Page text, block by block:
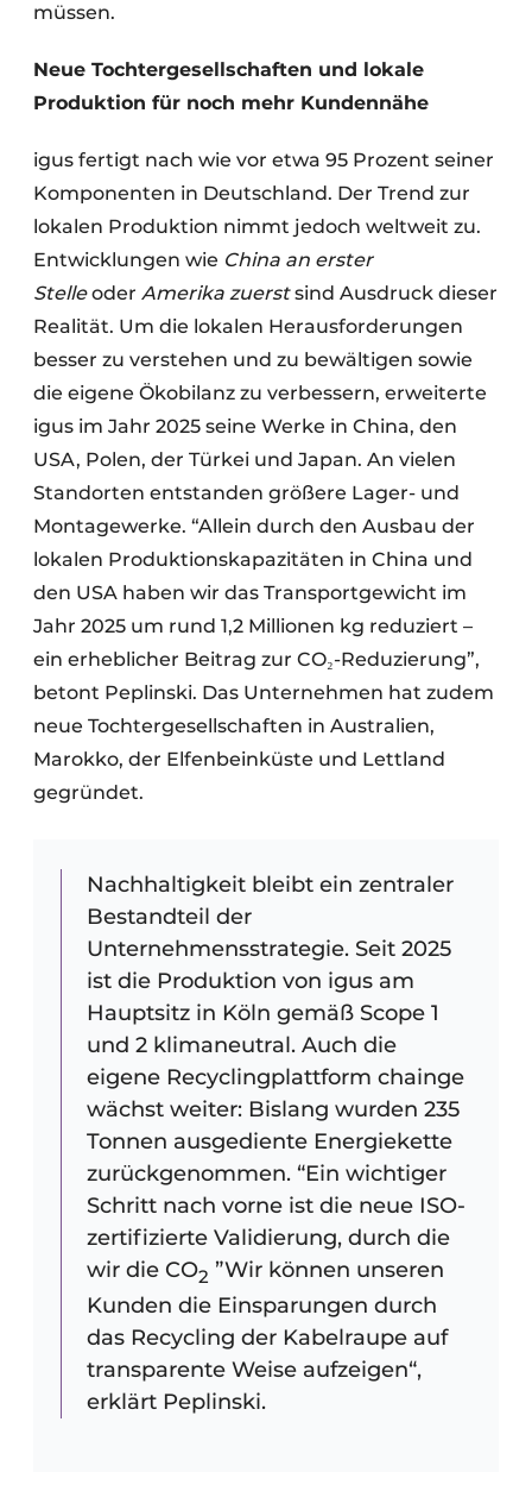
müssen.
Neue Tochtergesellschaften und lokale
Produktion für noch mehr Kundennähe
igus fertigt nach wie vor etwa 95 Prozent seiner
Komponenten in Deutschland. Der Trend zur
lokalen Produktion nimmt jedoch weltweit zu.
Entwicklungen wie China an erster
Stelleoder Amerika zuerstsind Ausdruck dieser
Realität. Um die lokalen Herausforderungen
besser zu verstehen und zu bewältigen sowie
die eigene Ökobilanz zu verbessern, erweiterte
igus im Jahr 2025 seine Werke in China, den
USA, Polen, der Türkei und Japan. An vielen
Standorten entstanden größere Lager- und
Montagewerke. “Allein durch den Ausbau der
lokalen Produktionskapazitäten in China und
den USA haben wir das Transportgewicht im
Jahr 2025 um rund 1,2 Millionen kg reduziert –
ein erheblicher Beitrag zur CO₂-Reduzierung”,
betont Peplinski. Das Unternehmen hat zudem
neue Tochtergesellschaften in Australien,
Marokko, der Elfenbeinküste und Lettland
gegründet. ​
Nachhaltigkeit bleibt ein zentraler
Bestandteil der
Unternehmensstrategie. Seit 2025
ist die Produktion von igus am
Hauptsitz in Köln gemäß Scope 1
und 2 klimaneutral. Auch die
eigene Recyclingplattform chainge
wächst weiter: Bislang wurden 235
Tonnen ausgediente Energiekette
zurückgenommen. “Ein wichtiger
Schritt nach vorne ist die neue ISO-
zertifizierte Validierung, durch die
wir die CO2 ”Wir können unseren
Kunden die Einsparungen durch
das Recycling der Kabelraupe auf
transparente Weise aufzeigen“,
erklärt Peplinski.